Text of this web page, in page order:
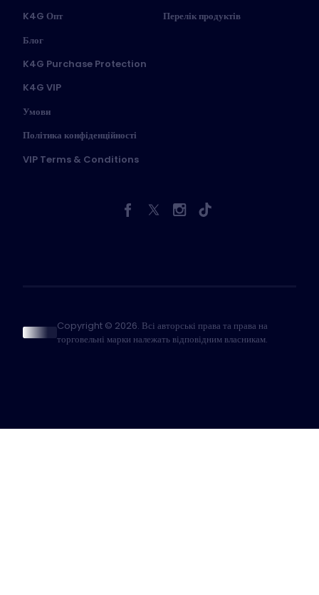
K4G Опт
Блог
K4G Purchase Protection
K4G VIP
Умови
Політика конфіденційності
VIP Terms & Conditions
Перелік продуктів
Copyright © 2026. Всі авторські права та права на
торговельні марки належать відповідним власникам.